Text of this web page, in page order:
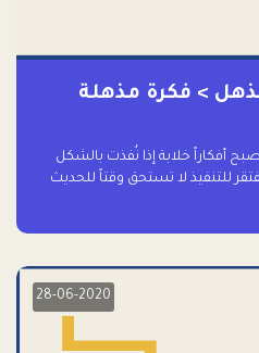
> فكرة مذهلة
أفكاراً خلابة إذا نُفذت بالشكل
للتنفيذ لا تستحق وقتاً للحديث
28-06-2020